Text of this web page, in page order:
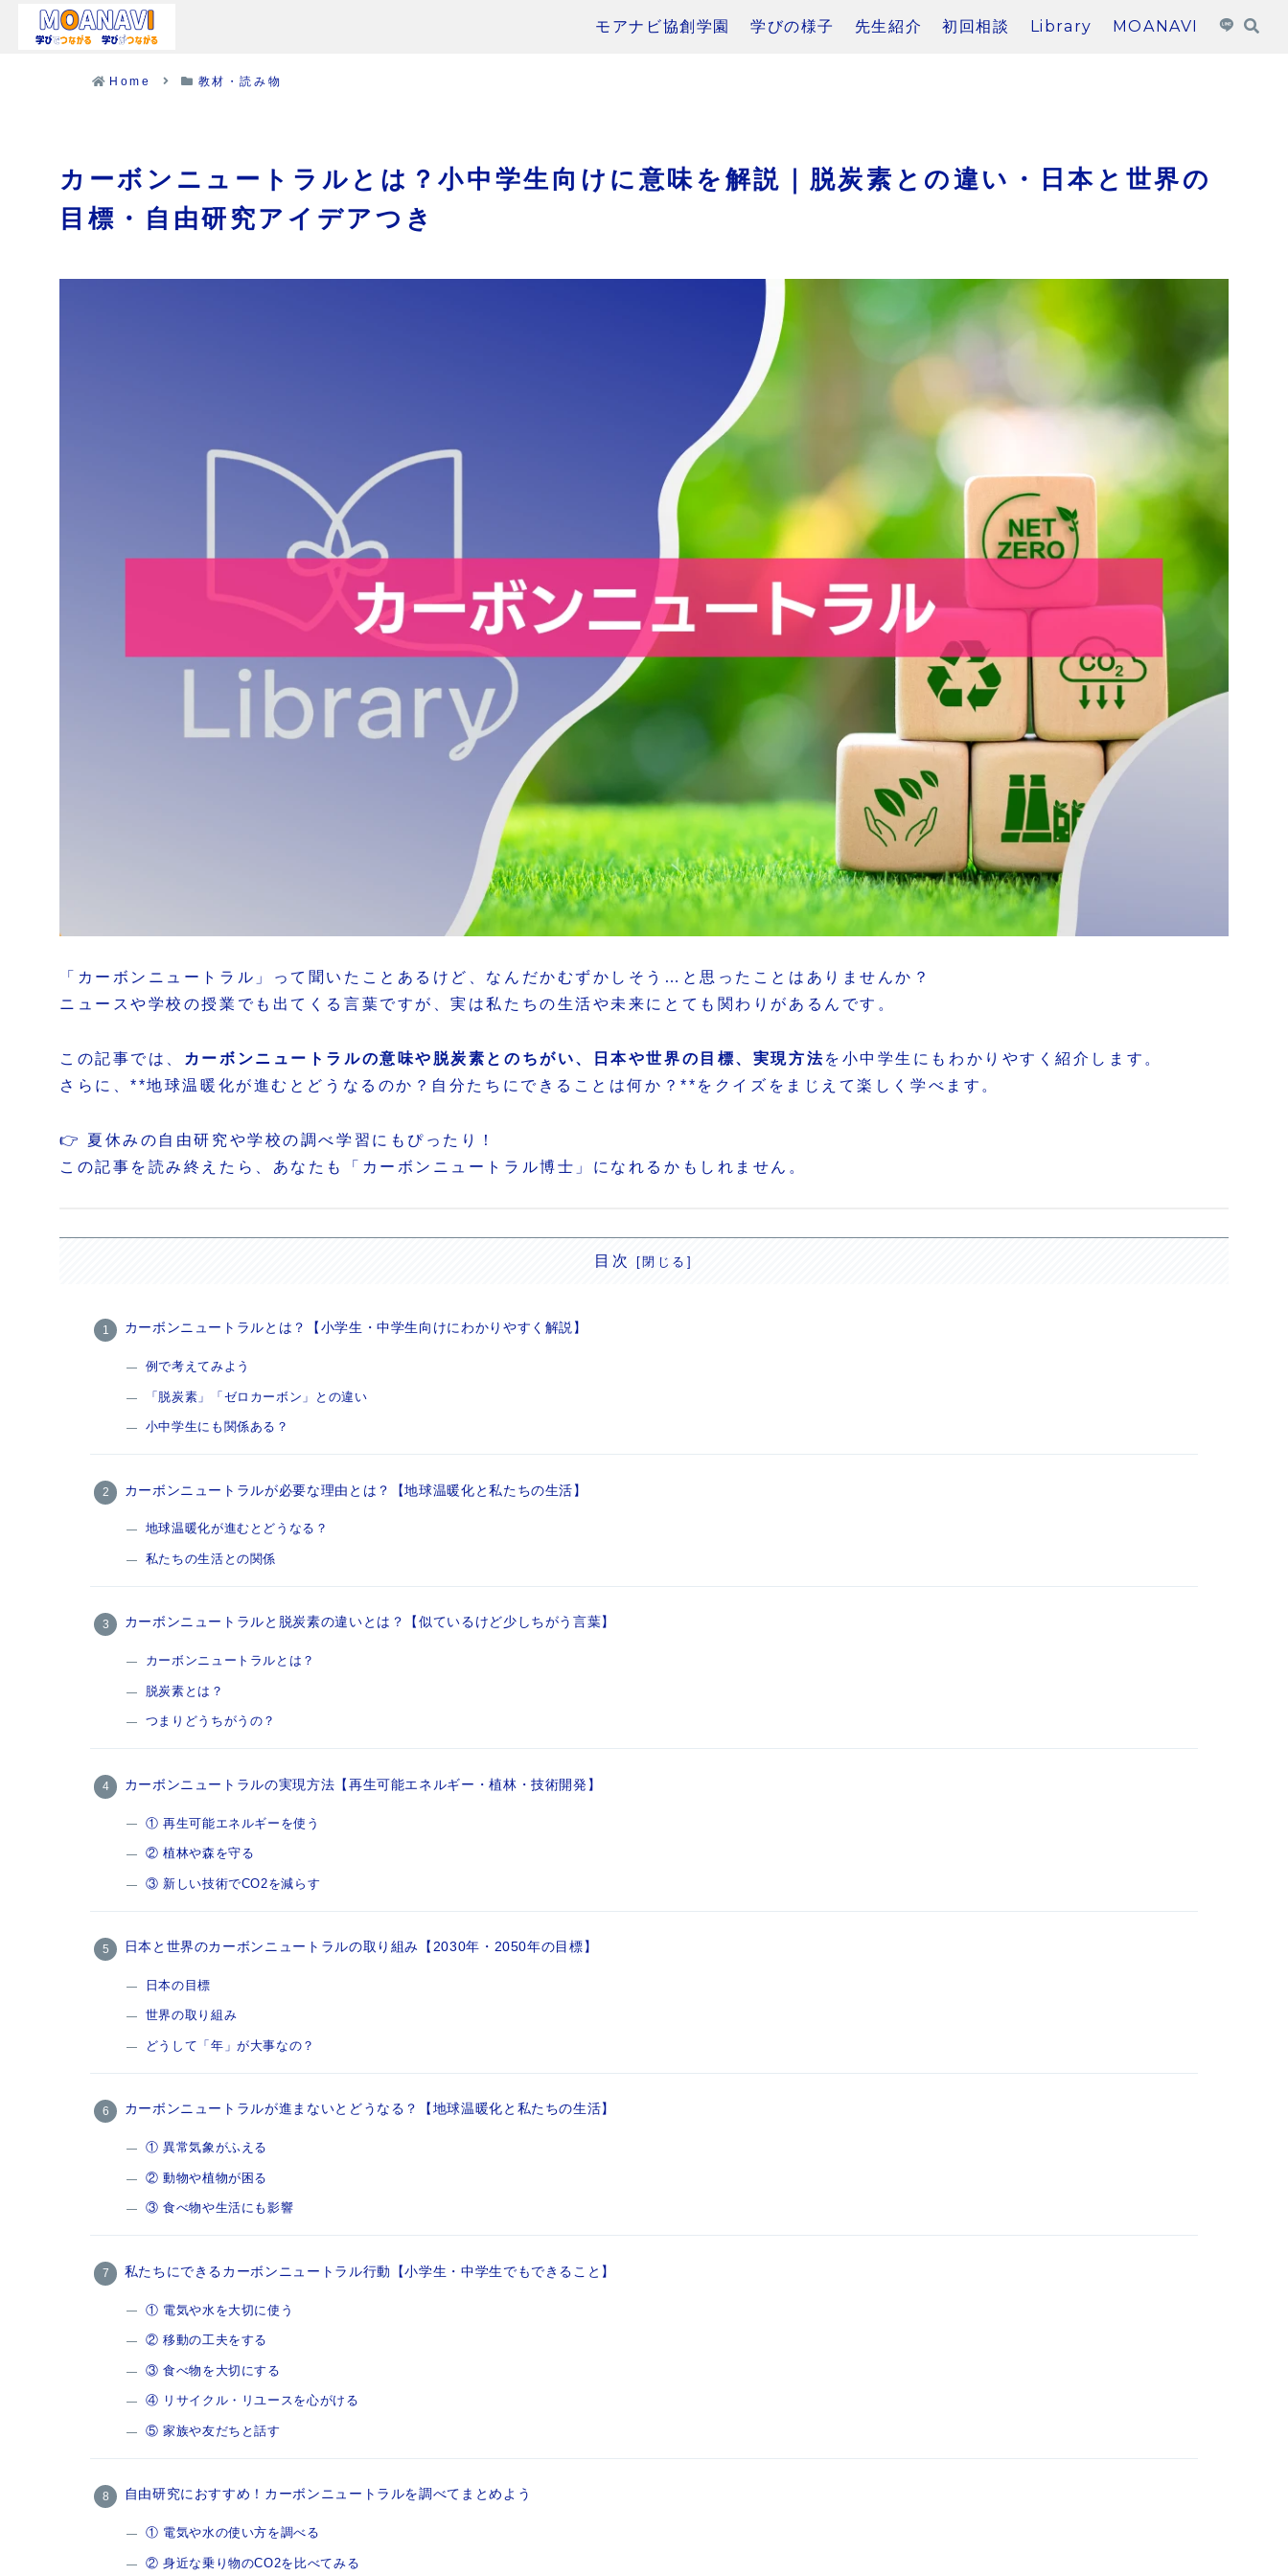
モアナビ協創学園 学びの様子 先生紹介 初回相談 Library MOANAVI
Home 教材・読み物
カーボンニュートラルとは？小中学生向けに意味を解説｜脱炭素との違い・日本と世界の
目標・自由研究アイデアつき
「カーボンニュートラル」って聞いたことあるけど、なんだかむずかしそう…と思ったことはありませんか？
ニュースや学校の授業でも出てくる言葉ですが、実は私たちの生活や未来にとても関わりがあるんです。
この記事では、 カーボンニュートラルの意味や脱炭素とのちがい、日本や世界の目標、実現方法を小中学生にもわかりやすく紹介します。
さらに、**地球温暖化が進むとどうなるのか？自分たちにできることは何か？**をクイズをまじえて楽しく学べます。
👉 夏休みの自由研究や学校の調べ学習にもぴったり！
この記事を読み終えたら、あなたも「カーボンニュートラル博士」になれるかもしれません。
目次
カーボンニュートラルとは？【小学生・中学生向けにわかりやすく解説】
例で考えてみよう
「脱炭素」「ゼロカーボン」との違い
小中学生にも関係ある？
カーボンニュートラルが必要な理由とは？【地球温暖化と私たちの生活】
地球温暖化が進むとどうなる？
私たちの生活との関係
カーボンニュートラルと脱炭素の違いとは？【似ているけど少しちがう言葉】
カーボンニュートラルとは？
脱炭素とは？
つまりどうちがうの？
カーボンニュートラルの実現方法【再生可能エネルギー・植林・技術開発】
① 再生可能エネルギーを使う
② 植林や森を守る
③ 新しい技術でCO2を減らす
日本と世界のカーボンニュートラルの取り組み【2030年・2050年の目標】
日本の目標
世界の取り組み
どうして「年」が大事なの？
カーボンニュートラルが進まないとどうなる？【地球温暖化と私たちの生活】
① 異常気象がふえる
② 動物や植物が困る
③ 食べ物や生活にも影響
私たちにできるカーボンニュートラル行動【小学生・中学生でもできること】
① 電気や水を大切に使う
② 移動の工夫をする
③ 食べ物を大切にする
④ リサイクル・リユースを心がける
⑤ 家族や友だちと話す
自由研究におすすめ！カーボンニュートラルを調べてまとめよう
① 電気や水の使い方を調べる
② 身近な乗り物のCO2を比べてみる